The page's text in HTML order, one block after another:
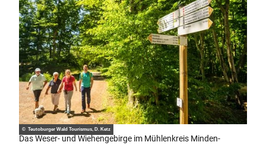
© Teutoburger Wald Tourismus, D. Ketz
Das Weser- und Wiehengebirge im Mühlenkreis Minden-